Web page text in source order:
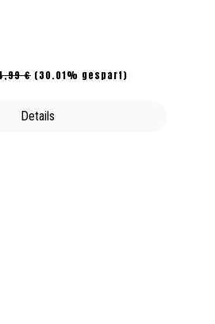
Preis:
€ (30.01% gespart)
Details